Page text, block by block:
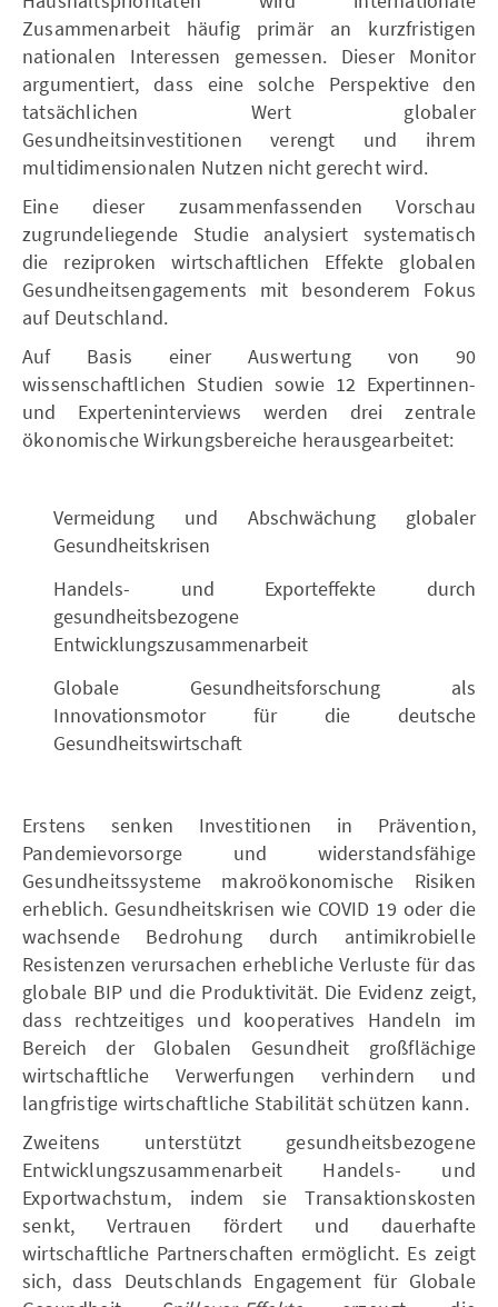
Zusammenarbeit häufig primär an kurzfristigen
nationalen Interessen gemessen. Dieser Monitor
argumentiert, dass eine solche Perspektive den
tatsächlichen Wert globaler
Gesundheitsinvestitionen verengt und ihrem
multidimensionalen Nutzen nicht gerecht wird.
Eine dieser zusammenfassenden Vorschau
zugrundeliegende Studie analysiert systematisch
die reziproken wirtschaftlichen Effekte globalen
Gesundheitsengagements mit besonderem Fokus
auf Deutschland.
Auf Basis einer Auswertung von 90
wissenschaftlichen Studien sowie 12 Expertinnen-
und Experteninterviews werden drei zentrale
ökonomische Wirkungsbereiche herausgearbeitet:
Vermeidung und Abschwächung globaler
Gesundheitskrisen
Handels- und Exporteﬀekte durch
gesundheitsbezogene
Entwicklungszusammenarbeit
Globale Gesundheitsforschung als
Innovationsmotor für die deutsche
Gesundheitswirtschaft
Erstens senken Investitionen in Prävention,
Pandemievorsorge und widerstandsfähige
Gesundheitssysteme makroökonomische Risiken
erheblich. Gesundheitskrisen wie COVID 19 oder die
wachsende Bedrohung durch antimikrobielle
Resistenzen verursachen erhebliche Verluste für das
globale BIP und die Produktivität. Die Evidenz zeigt,
dass rechtzeitiges und kooperatives Handeln im
Bereich der Globalen Gesundheit großflächige
wirtschaftliche Verwerfungen verhindern und
langfristige wirtschaftliche Stabilität schützen kann.
Zweitens unterstützt gesundheitsbezogene
Entwicklungszusammenarbeit Handels- und
Exportwachstum, indem sie Transaktionskosten
senkt, Vertrauen fördert und dauerhafte
wirtschaftliche Partnerschaften ermöglicht. Es zeigt
sich, dass Deutschlands Engagement für Globale